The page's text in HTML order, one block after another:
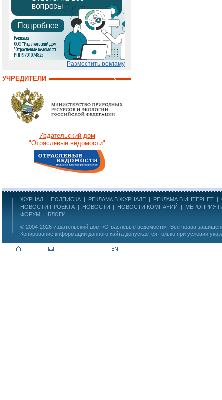
Разместить рекламу
УЧРЕДИТЕЛИ
Издательский дом
"Отраслевые ведомости"
ЖУРНАЛ | ПОДПИСКА | РЕКЛАМА В ЖУРНАЛЕ | РЕКЛАМА В ИНТЕРНЕТ |
НОВОСТИ ПРОЕКТА | НОВОСТИ | НОВОСТИ КОМПАНИЙ |
ФОРУМ | БЛОГИ
© 2004-2026 Издательский дом «Отраслевые ведомости» . Все права
Копирование информации данного сайта допускается только при условии